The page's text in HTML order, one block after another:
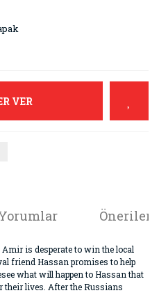
VER
is desperate to win the local
friend Hassan promises to help
what will happen to Hassan that
their lives. After the Russians